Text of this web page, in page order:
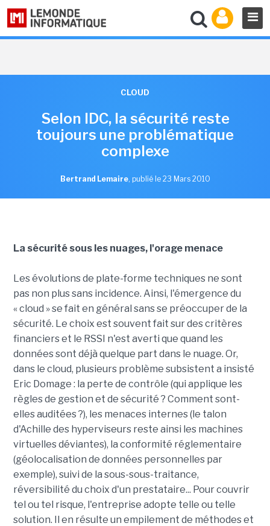
CLOUD
Selon IDC, la sécurité reste
toujours une problématique
complexe
Bertrand Lemaire, publié le 23 Mars 2010
La sécurité sous les nuages, l'orage menace
Les évolutions de plate-forme techniques ne sont
pas non plus sans incidence. Ainsi, l'émergence du
« cloud » se fait en général sans se préoccuper de la
sécurité. Le choix est souvent fait sur des critères
financiers et le RSSI n'est averti que quand les
données sont déjà quelque part dans le nuage. Or,
dans le cloud, plusieurs problème subsistent a insisté
Eric Domage : la perte de contrôle (qui applique les
règles de gestion et de sécurité ? Comment sont-
elles auditées ?), les menaces internes (le talon
d'Achille des hyperviseurs reste ainsi les machines
virtuelles déviantes), la conformité réglementaire
(géolocalisation de données personnelles par
exemple), suivi de la sous-sous-traitance,
réversibilité du choix d'un prestataire... Pour couvrir
tel ou tel risque, l'entreprise adopte telle ou telle
solution. Il en résulte un empilement de méthodes et